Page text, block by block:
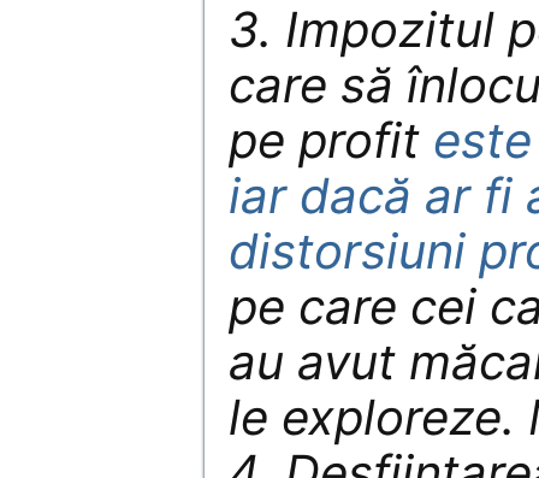
3. Impozitul
care să
pe profit
iar dacă ar fi
distorsiuni
pe care cei
au avut
le exploreze.